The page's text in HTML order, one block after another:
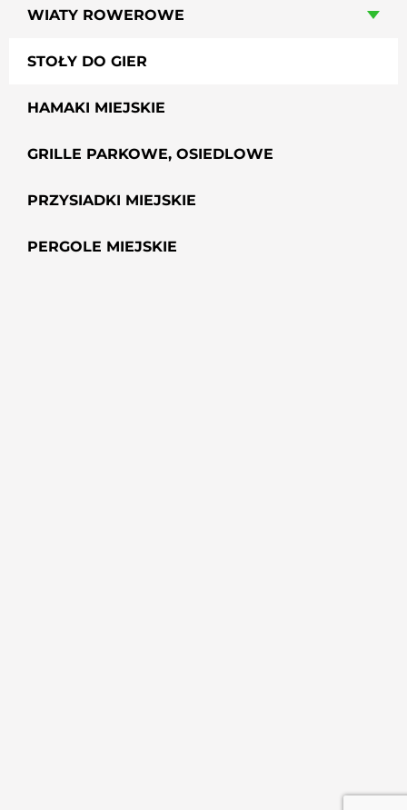
WIATY ROWEROWE
STOŁY DO GIER
HAMAKI MIEJSKIE
GRILLE PARKOWE, OSIEDLOWE
PRZYSIADKI MIEJSKIE
PERGOLE MIEJSKIE